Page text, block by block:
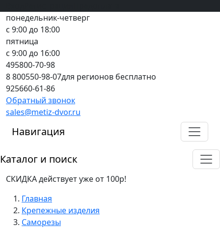
понедельник-четверг
с 9:00 до 18:00
пятница
с 9:00 до 16:00
495800-70-98
8 800550-98-07для регионов бесплатно
925660-61-86
Обратный звонок
sales@metiz-dvor.ru
Навигация
Каталог и поиск
СКИДКА действует уже от 100р!
Главная
Крепежные изделия
Саморезы